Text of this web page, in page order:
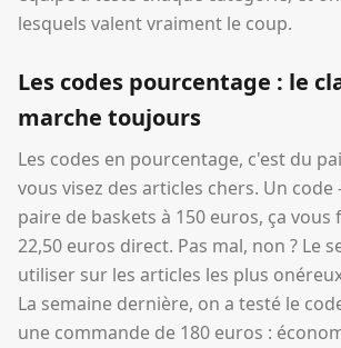
lesquels valent vraiment le coup.
Les codes pourcentage : le
marche toujours
Les codes en pourcentage, c'est du
vous visez des articles chers. Un code
paire de baskets à 150 euros, ça
22,50 euros direct. Pas mal, non ? Le
utiliser sur les articles les plus
La semaine dernière, on a testé le
une commande de 180 euros :